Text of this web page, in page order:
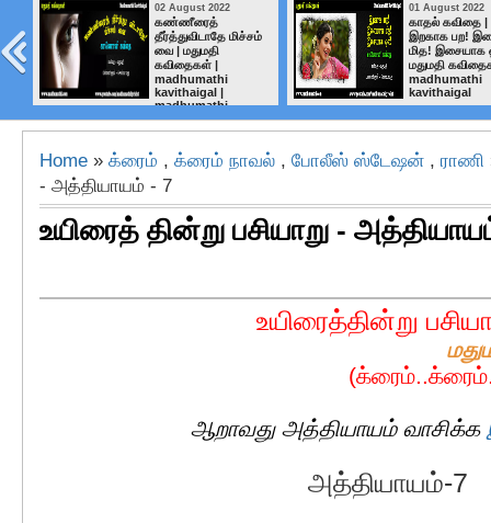
02 August 2022
கண்ணீரைத்
தீர்த்துவிடாதே மிச்சம்
வை | மதுமதி
கவிதைகள் |
madhumathi
kavithaigal |
madhumathi
01 August 2022
காதல் கவிதை |
இறகாக பற!
மித! இசையாக
மதுமதி
madhumathi
kavithaigal
Home » க்ரைம் , க்ரைம் நாவல் , போலீஸ் ஸ்டேஷன் , ராணி
- அத்தியாயம் - 7
உயிரைத் தின்று பசியாறு -
உயிரைத்தின்று
ஆறாவது அத்தியாயம் வாசிக்க
அத்தியாயம்-7